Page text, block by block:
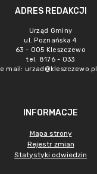
ADRES REDAKCJI
Urząd Gminy
ul. Poznańska 4
63 - 005 Kleszczewo
tel. 8176 - 033
e mail: urzad@kleszczewo.pl
INFORMACJE
Mapa strony
Rejestr zmian
Statystyki odwiedzin